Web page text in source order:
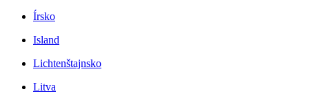
Írsko
Island
Lichtenštajnsko
Litva